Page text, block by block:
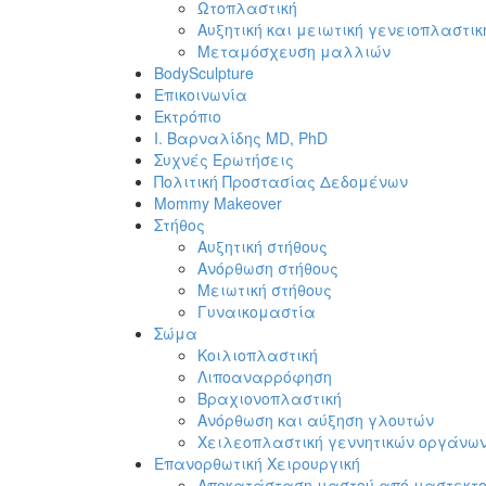
Ωτοπλαστική
Αυξητική και μειωτική
Μεταμόσχευση μαλλιών
BodySculpture
Επικοινωνία
Εκτρόπιο
Ι. Βαρναλίδης MD, PhD
Συχνές Ερωτήσεις
Πολιτική Προστασίας Δεδομένων
Mommy Makeover
Στήθος
Αυξητική στήθους
Ανόρθωση στήθους
Μειωτική στήθους
Γυναικομαστία
Σώμα
Κοιλιοπλαστική
Λιποαναρρόφηση
Βραχιονοπλαστική
Ανόρθωση και αύξηση γλουτών
Χειλεοπλαστική γεννητικών
Επανορθωτική Χειρουργική